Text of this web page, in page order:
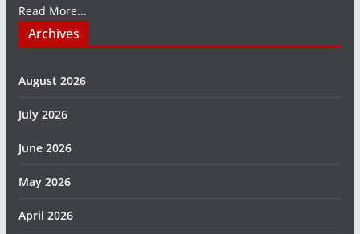
Read More...
Archives
August 2026
July 2026
June 2026
May 2026
April 2026